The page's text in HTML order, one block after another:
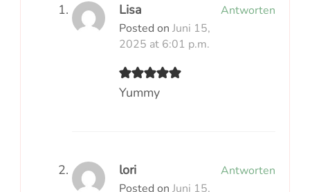
Lisa
Posted on Juni 15,
2025 at 6:01 p.m.
Antworten
Yummy
lori
Posted on Juni 15,
Antworten